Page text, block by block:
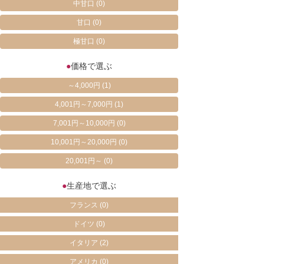
中甘口(0)
甘口(0)
極甘口(0)
●価格で選ぶ
～4,000円 (1)
4,001円～7,000円(1)
7,001円～10,000円 (0)
10,001円～20,000円(0)
20,001円～(0)
●生産地で選ぶ
フランス(0)
ドイツ(0)
イタリア(2)
アメリカ(0)